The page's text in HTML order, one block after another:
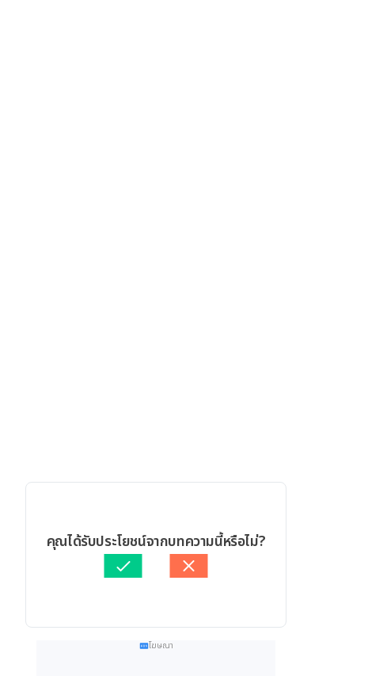
คุณได้รับประโยชน์จากบทความนี้หรือไม่?
โฆษณา